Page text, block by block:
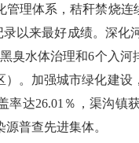
管理体系，秸秆禁烧
以来最好成绩。深
臭水体治理和6个入
。加强城市绿化建设
率达26.01％，渠沟镇
普查先进集体。